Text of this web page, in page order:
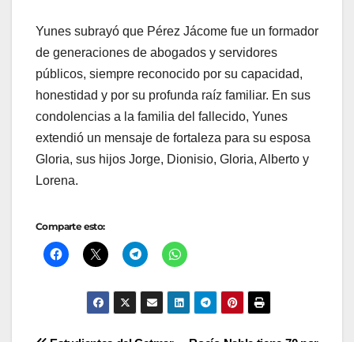
Yunes subrayó que Pérez Jácome fue un formador
de generaciones de abogados y servidores
públicos, siempre reconocido por su capacidad,
honestidad y por su profunda raíz familiar. En sus
condolencias a la familia del fallecido, Yunes
extendió un mensaje de fortaleza para su esposa
Gloria, sus hijos Jorge, Dionisio, Gloria, Alberto y
Lorena.
Comparte esto: